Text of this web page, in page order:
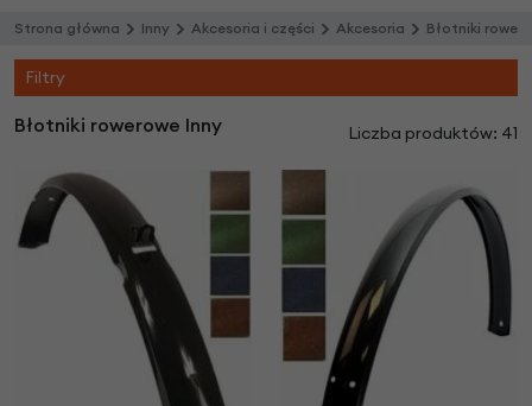
Strona główna Inny Akcesoria i części Akcesoria Błotniki
Filtry
Błotniki rowerowe Inny Liczba produktów: 41